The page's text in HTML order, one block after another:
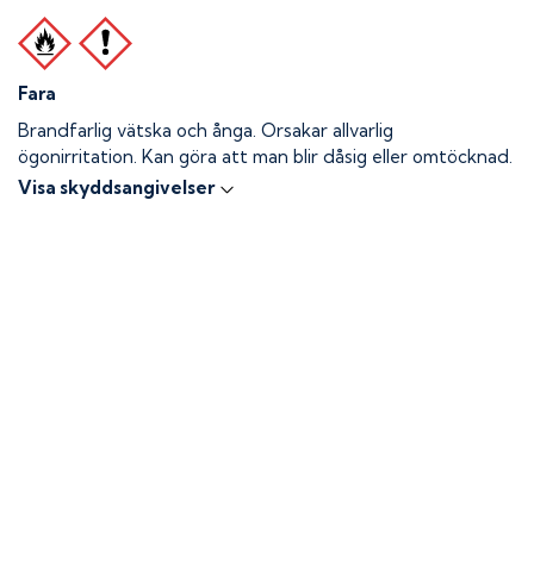
Fara
Brandfarlig vätska och ånga. Orsakar allvarlig
ögonirritation. Kan göra att man blir dåsig eller omtöcknad.
Visa skyddsangivelser